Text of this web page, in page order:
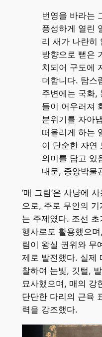
번영을 바라는
풍성하게 열린
리 새가 나란히
방향으로 뻗은
치되어 구도에
더합니다. 탐스
주변에는 국화,
들이 어우러져
분위기를 자아
떠올리게 하는
이 단순한 자연
의미를 담고 있
내문, 중앙박물
‘매 그림’은 사냥에
으로, 주로 무인의
는 주제였다. 조선
행사로도 활용했으
림이 왕실 권위와 무
제로 발전했다. 실제
찰하여 눈빛, 깃털,
묘사했으며, 매의 강
단단한 다리의 근육
력을 강조했다.